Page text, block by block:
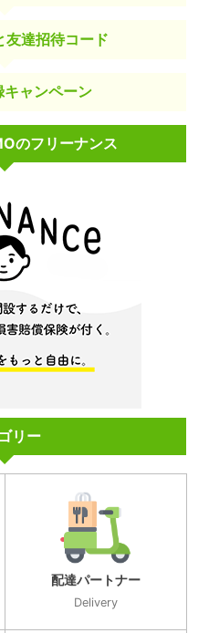
友達招待コード
ャンペーン
のフリーナンス
リー
配達パートナー
Delivery